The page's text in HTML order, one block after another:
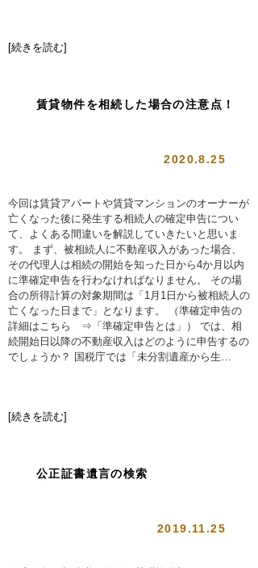
[続きを読む]
賃貸物件を相続した場合の注意点！
2020.8.25
今回は賃貸アパートや賃貸マンションのオーナーが
亡くなった後に発生する相続人の確定申告につい
て、よくある間違いを解説していきたいと思いま
す。 まず、被相続人に不動産収入があった場合、
その代理人は相続の開始を知った日から4か月以内
に準確定申告を行わなければなりません。 その場
合の所得計算の対象期間は「1月1日から被相続人の
亡くなった日まで」となります。 （準確定申告の
詳細はこちら ⇒「準確定申告とは」） では、相
続開始日以降の不動産収入はどのように申告するの
でしょうか？ 国税庁では「未分割遺産から生…
[続きを読む]
公正証書遺言の検索
2019.11.25